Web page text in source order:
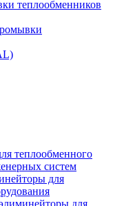
теплообменников
теплообменного
систем
для
для